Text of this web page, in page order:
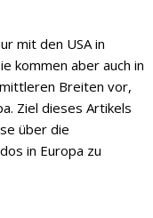
mit den USA in
kommen aber auch in
Breiten vor,
Ziel dieses Artikels
über die
in Europa zu